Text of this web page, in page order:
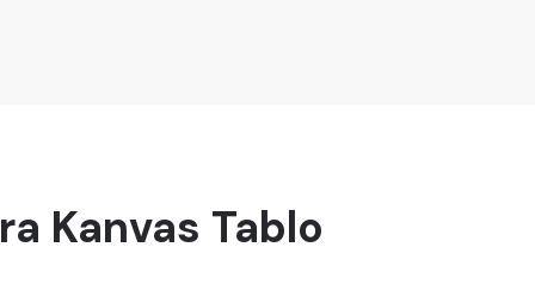
Kanvas Tablo